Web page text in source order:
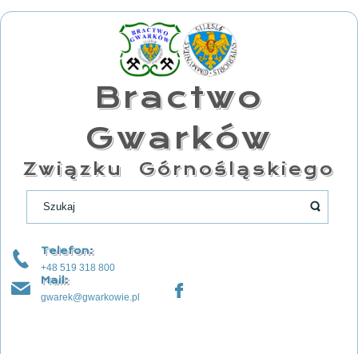
Bractwo
Gwarków
Związku Górnośląskiego
Telefon:
+48 519 318 800
Mail:
gwarek@gwarkowie.pl